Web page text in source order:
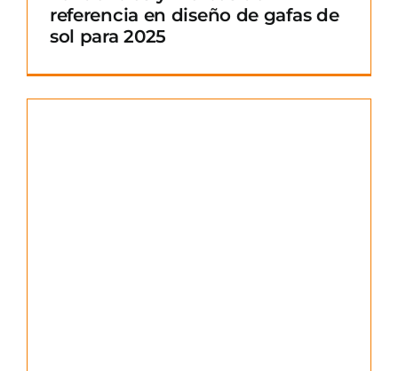
referencia en diseño de gafas de
sol para 2025